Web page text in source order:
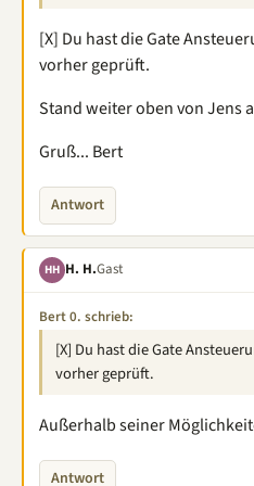
[X] Du hast die Gate
vorher geprüft.
Stand weiter oben von Jens
Gruß... Bert
Antwort
HH H. H.Gast
Bert 0. schrieb:
[X] Du hast die Gate
vorher geprüft.
Außerhalb seiner
Antwort